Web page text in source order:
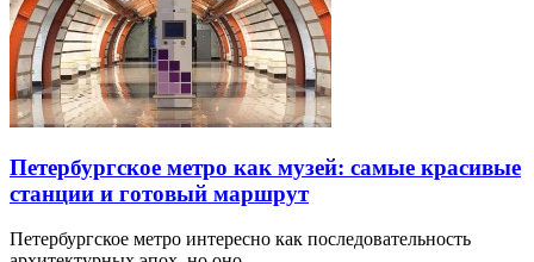
Петербургское метро как музей: самые красивые
станции и готовый маршрут
Петербургское метро интересно как последовательность